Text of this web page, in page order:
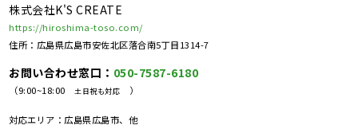
株式会社K'S CREATE
https://hiroshima-toso.com/
住所：広島県広島市安佐北区落合南5丁目1314-7
お問い合わせ窓口： 050-7587-6180
（9:00~18:00 土日祝も対応 ）
対応エリア：広島県広島市、他